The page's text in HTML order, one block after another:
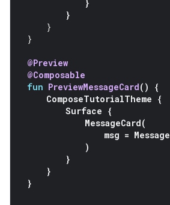
}
}
}
}
@Preview
@Composable
fun PreviewMessageCard()
{
ComposeTutorialTheme {
Surface {
MessageCard(
msg = Message
)
}
}
}